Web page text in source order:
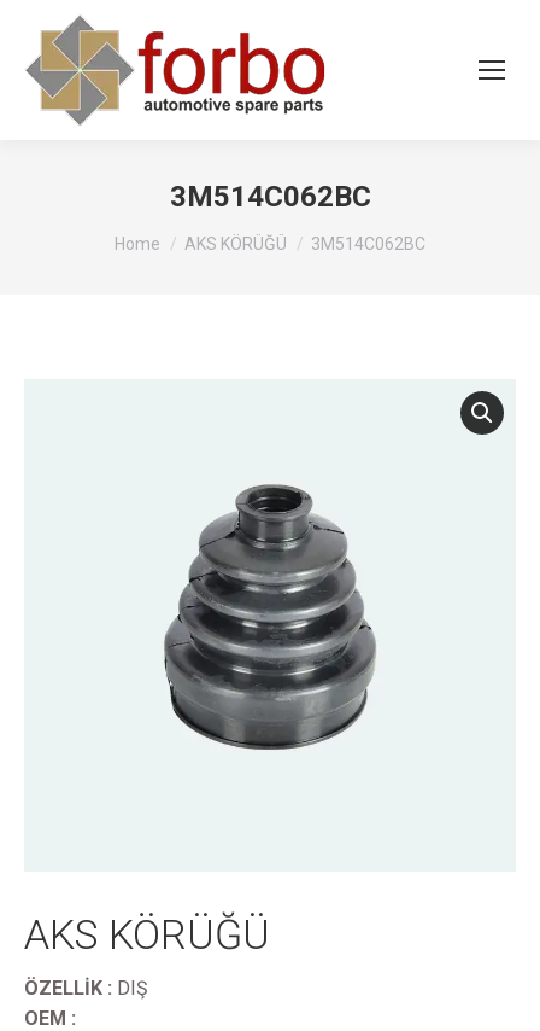
3M514C062BC
You are here:
Home AKS KÖRÜĞÜ 3M514C062BC
AKS KÖRÜĞÜ
ÖZELLİK : DIŞ
OEM :